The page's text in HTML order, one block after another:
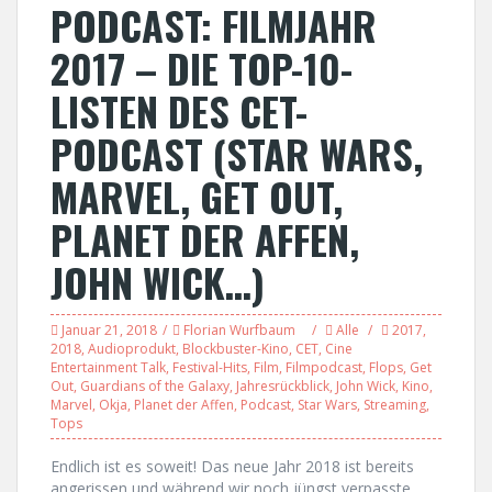
PODCAST: FILMJAHR
2017 – DIE TOP-10-
LISTEN DES CET-
PODCAST (STAR WARS,
MARVEL, GET OUT,
PLANET DER AFFEN,
JOHN WICK…)
Januar 21, 2018 Florian Wurfbaum Alle 2017,
2018, Audioprodukt, Blockbuster-Kino, CET, Cine
Entertainment Talk, Festival-Hits, Film, Filmpodcast, Flops, Get
Out, Guardians of the Galaxy, Jahresrückblick, John Wick, Kino,
Marvel, Okja, Planet der Affen, Podcast, Star Wars, Streaming,
Tops
Endlich ist es soweit! Das neue Jahr 2018 ist bereits